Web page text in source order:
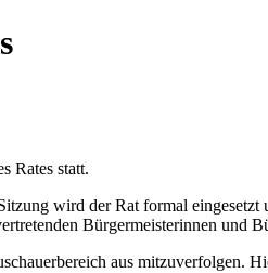
Rates statt.
wird der Rat formal
Bürgermeisterinnen und
aus mitzuverfolgen.